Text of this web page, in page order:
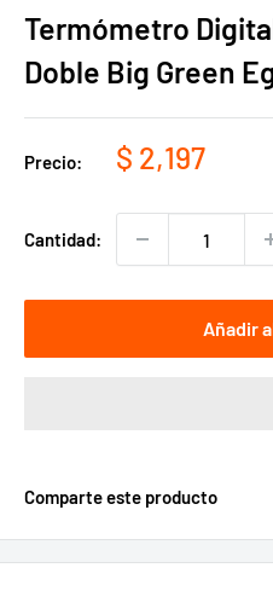
Termómetro
Doble Big Green
Precio:
Precio
venta
$ 2,197
Cantidad:
Añadir
Comparte este producto